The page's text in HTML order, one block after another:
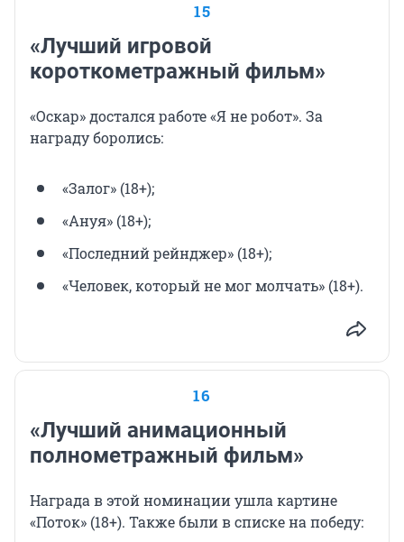
15
«Лучший игровой
короткометражный фильм»
«Оскар» достался работе «Я не робот». За
награду боролись:
«Залог» (18+);
«Ануя» (18+);
«Последний рейнджер» (18+);
«Человек, который не мог молчать» (18+).
16
«Лучший анимационный
полнометражный фильм»
Награда в этой номинации ушла картине
«Поток» (18+). Также были в списке на победу: